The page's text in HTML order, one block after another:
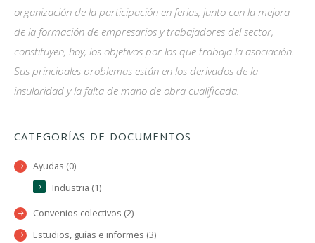
organización de la participación en ferias, junto con la mejora
de la formación de empresarios y trabajadores del sector,
constituyen, hoy, los objetivos por los que trabaja la asociación.
Sus principales problemas están en los derivados de la
insularidad y la falta de mano de obra cualificada.
CATEGORÍAS DE DOCUMENTOS
Ayudas (0)
Industria (1)
Convenios colectivos (2)
Estudios, guías e informes (3)